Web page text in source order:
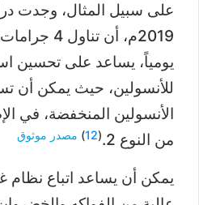
على سبيل المثال، وجدت
2019م، أن
يومياً، يساعد على تحسين
للأنسولين، حيث يمكن أن
الأنسولين المنخفضة، في
من النوع 2.
(
12
) مصدر موثوق
يمكن أن يساعد اتباع